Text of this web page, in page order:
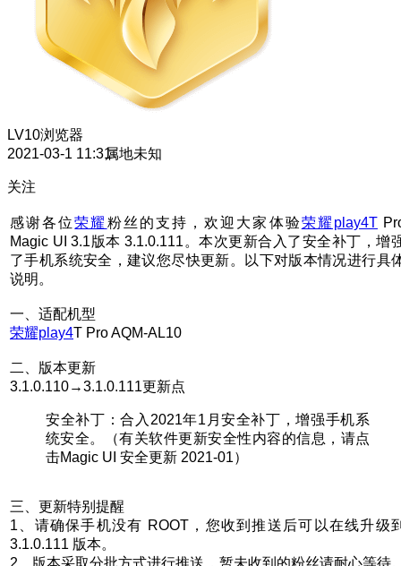
LV10浏览器
2021-03-1 11:31属地未知
关注
感谢各位荣耀 粉丝的支持，欢迎大家体验荣耀play4T
Magic UI 3.1版本 3.1.0.111。本次更新合入了安全补丁，增
了手机系统安全，建议您尽快更新。以下对版本情况进行具
说明。
一、适配机型
荣耀play4T Pro AQM-AL10
二、版本更新
3.1.0.110→3.1.0.111更新点
安全补丁：合入2021年1月安全补丁，增强手机系
统安全。（有关软件更新安全性内容的信息，请点
击Magic UI 安全更新 2021-01）
三、更新特别提醒
1、请确保手机没有 ROOT，您收到推送后可以在线升级
3.1.0.111 版本。
2、版本采取分批方式进行推送，暂未收到的粉丝请耐心等待